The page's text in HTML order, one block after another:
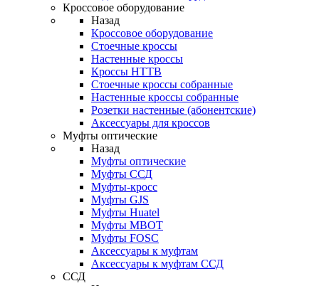
Кроссовое оборудование
Назад
Кроссовое оборудование
Стоечные кроссы
Настенные кроссы
Кроссы HTTB
Стоечные кроссы собранные
Настенные кроссы собранные
Розетки настенные (абонентские)
Аксессуары для кроссов
Муфты оптические
Назад
Муфты оптические
Муфты ССД
Муфты-кросс
Муфты GJS
Муфты Huatel
Муфты МВОТ
Муфты FOSC
Аксессуары к муфтам
Аксессуары к муфтам ССД
ССД